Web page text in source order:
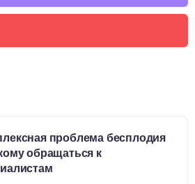
проблема бесплодия
обращаться к